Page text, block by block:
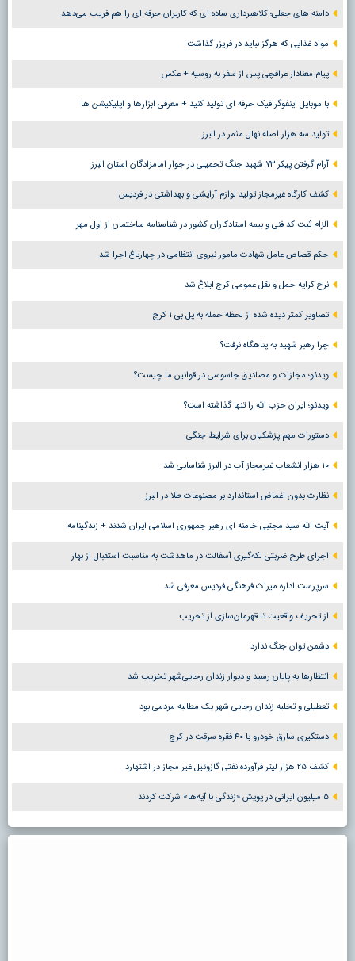
دامنه های جعلی؛ کلاهبرداری ساده ای که کاربران حرفه ای را هم فریب می‌دهد
مواد غذایی که هرگز نباید در فریزر گذاشت
پیام معنادار عراقچی پس از سفر به روسیه + عکس
با موبایل اینفوگرافیک حرفه ای تولید کنید + معرفی ابزارها و اپلیکیشن ها
تولید سه هزار اصله نهال مثمر در البرز
آرام گرفتن پیکر ۷۳ شهید جنگ تحمیلی در جوار امامزادگان استان البرز
کشف کارگاه غیرمجاز تولید لوازم آرایشی و بهداشتی در فردیس
الزام ثبت کد فنی و بیمه استادکاران کشور در شناسنامه ساختمان از اول مهر
حکم قصاص عامل شهادت مامور نیروی انتظامی در چهارباغ اجرا شد
نرخ کرایه حمل و نقل عمومی کرج ابلاغ شد
تصاویر کمتر دیده شده از لحظه حمله به پل بی ۱ کرج
چرا رهبر شهید به پناهگاه نرفت؟
ویدئو؛ مجازات و مصادیق جاسوسی در قوانین ما چیست؟
ویدئو؛ ایران حزب الله را تنها گذاشته است؟
دستورات مهم پزشکیان برای شرایط جنگی
۱۰ هزار انشعاب غیرمجاز آب در البرز شناسایی شد
نظارت بدون اغماض استاندارد بر مصنوعات طلا در البرز
آیت الله سید مجتبی خامنه ای رهبر جمهوری اسلامی ایران شدند + زندگینامه
اجرای طرح ضربتی لکه‌گیری آسفالت در ماهدشت به مناسبت استقبال از بهار
سرپرست اداره میراث فرهنگی فردیس معرفی شد
از تحریف واقعیت تا قهرمان‌سازی از تخریب
دشمن توان جنگ ندارد
انتظارها به پایان رسید و دیوار زندان رجایی‌شهر تخریب شد
تعطیلی و تخلیه زندان رجایی شهر یک مطالبه مردمی بود
دستگیری سارق خودرو با ۴۰ فقره سرقت در کرج
کشف ۲۵ هزار لیتر فرآورده نفتی گازوئیل غیر مجاز در اشتهارد
۵ میلیون ایرانی در پویش «زندگی با آیه‌ها» شرکت کردند